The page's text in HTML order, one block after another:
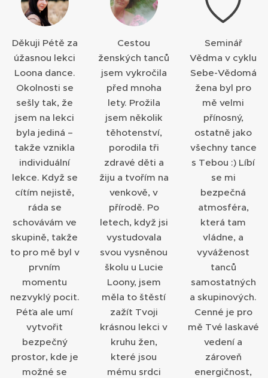
Děkuji Pétě za
úžasnou lekci
Loona dance.
Okolnosti se
sešly tak, že
jsem na lekci
byla jediná –
takže vznikla
individuální
lekce. Když se
cítím nejistě,
ráda se
schovávám ve
skupině, takže
to pro mě byl v
prvním
momentu
nezvyklý pocit.
Péťa ale umí
vytvořit
bezpečný
prostor, kde je
možné se
Cestou
ženských tanců
jsem vykročila
před mnoha
lety. Prožila
jsem několik
těhotenství,
porodila tři
zdravé děti a
žiju a tvořím na
venkově, v
přírodě. Po
letech, když jsi
vystudovala
svou vysněnou
školu u Lucie
Loony, jsem
měla to štěstí
zažít Tvoji
krásnou lekci v
kruhu žen,
které jsou
mému srdci
Seminář
Vědma v cyklu
Sebe-Vědomá
žena byl pro
mě velmi
přínosný,
ostatně jako
všechny tance
s Tebou :) Líbí
se mi
bezpečná
atmosféra,
která tam
vládne, a
vyváženost
tanců
samostatných
a skupinových.
Cenné je pro
mě Tvé laskavé
vedení a
zároveň
energičnost,